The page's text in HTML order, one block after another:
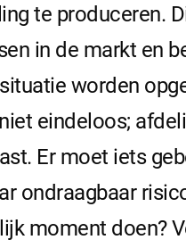
te produceren.
in de markt en
worden
eindeloos;
Er moet iets
ondraagbaar
moment doen?